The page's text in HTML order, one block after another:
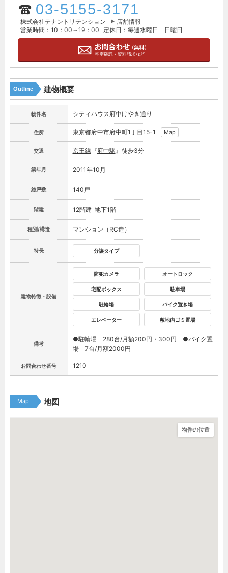
03-5155-3171
株式会社テナントリテンション
店舗情報
営業時間：10：00～19：00
定休日：毎週水曜日 日曜日
Outline 建物概要
物件名 シティハウス府中けやき通り
住所 東京都府中市府中町1丁目15-1 Map
交通 京王線 『府中駅 』徒歩3分
築年月 2011年10月
総戸数 140戸
階建 12階建 地下1階
種別/構造 マンション（RC造）
特長 分譲タイプ
建物特徴・設備
防犯カメラ オートロック
宅配ボックス 駐車場
駐輪場 バイク置き場
エレベーター 敷地内ゴミ置場
備考
●駐輪場 280台/月額200円・300円 ●バイク置
場 7台/月額2000円
お問合わせ番号 1210
Map 地図
物件の位置